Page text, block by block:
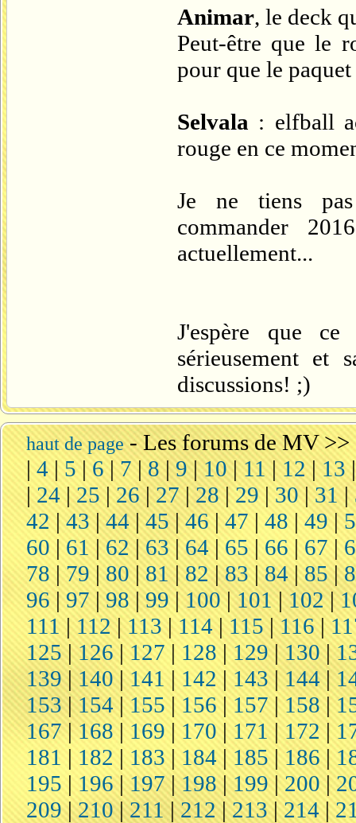
Animar, le deck
Peut-être que le
pour que le
Selvala : elfball
rouge en ce
Je ne tiens
commander
actuellement...
J'espère que
sérieusement et
discussions! ;)
haut de page-Les forums de MV>>
|4| 5|6 |7|8|9|10|11 |12|13
|24 |25|26|27|28|29| 30|31 |
42|43|44|45|46|47 |48 |49|
60 | 61|62|63|64| 65| 66 |67 |
78| 79|80|81|82|83|84 |85|
96|97|98|99 |100|101|102|
111 |112| 113 | 114| 115| 116|
125|126|127 | 128 |129|130|
139|140|141 | 142 | 143|144|
153|154|155 |156 |157 |158|
167|168 | 169 | 170 | 171 |172 |
181 | 182 | 183 | 184 | 185 |186|
195 | 196 |197|198|199|200 |
209|210|211|212|213|214|